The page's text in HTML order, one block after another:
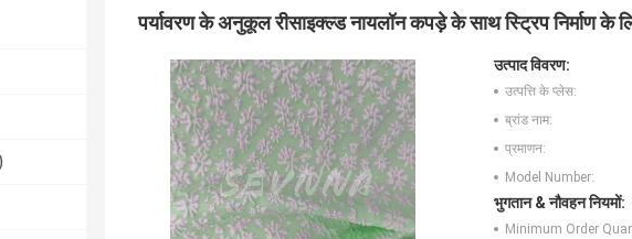
पर्यावरण के अनुकूल रीसाइक्ल्ड नायलॉन कपड़े के साथ स्ट्रिप निर्माण के
उत्पाद विवरण:
उत्पत्ति के प्लेस:
ब्रांड नाम:
प्रमाणन:
Model Number:
भुगतान & नौवहन नियमों:
Minimum Order